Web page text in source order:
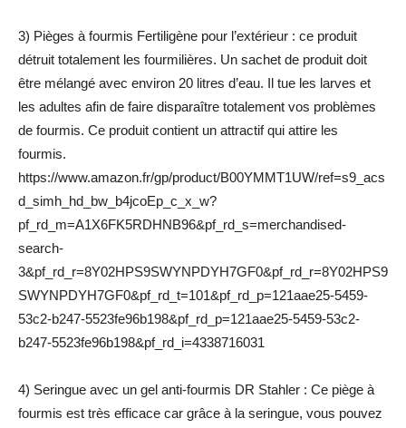
3) Pièges à fourmis Fertiligène pour l’extérieur : ce produit
détruit totalement les fourmilières. Un sachet de produit doit
être mélangé avec environ 20 litres d’eau. Il tue les larves et
les adultes afin de faire disparaître totalement vos problèmes
de fourmis. Ce produit contient un attractif qui attire les
fourmis.
https://www.amazon.fr/gp/product/B00YMMT1UW/ref=s9_acs
d_simh_hd_bw_b4jcoEp_c_x_w?
pf_rd_m=A1X6FK5RDHNB96&pf_rd_s=merchandised-
search-
3&pf_rd_r=8Y02HPS9SWYNPDYH7GF0&pf_rd_r=8Y02HPS9
SWYNPDYH7GF0&pf_rd_t=101&pf_rd_p=121aae25-5459-
53c2-b247-5523fe96b198&pf_rd_p=121aae25-5459-53c2-
b247-5523fe96b198&pf_rd_i=4338716031
4) Seringue avec un gel anti-fourmis DR Stahler : Ce piège à
fourmis est très efficace car grâce à la seringue, vous pouvez